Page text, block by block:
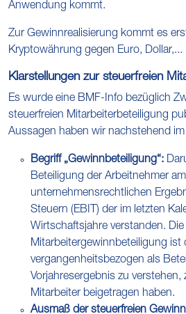
Anwendung kommt.
Zur Gewinnrealisierung kommt es
Kryptowährung gegen Euro, Dollar,...
Klarstellungen zur steuerfreien
Es wurde eine BMF-Info bezüglich
steuerfreien Mitarbeiterbeteiligung
Aussagen haben wir nachstehend
Begriff „Gewinnbeteiligung“:
Beteiligung der Arbeitnehmer am
unternehmensrechtlichen
Steuern (EBIT) der im letzten
Wirtschaftsjahre verstanden. Die
Mitarbeitergewinnbeteiligung ist
vergangenheitsbezogen als
Vorjahresergebnis zu verstehen,
Mitarbeiter beigetragen haben.
Ausmaß der steuerfreien